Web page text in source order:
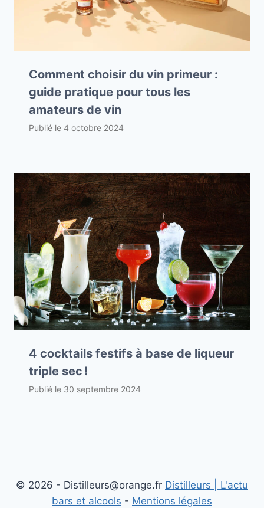
Comment choisir du vin primeur :
guide pratique pour tous les
amateurs de vin
Publié le 4 octobre 2024
4 cocktails festifs à base de liqueur
triple sec !
Publié le 30 septembre 2024
© 2026 - Distilleurs@orange.fr Distilleurs | L'actu
bars et alcools - Mentions légales